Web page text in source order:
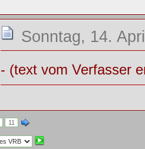
Sonntag, 14.
- (text vom Verfasser
11